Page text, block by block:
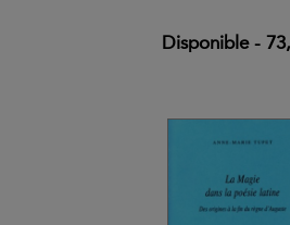
Disponible-